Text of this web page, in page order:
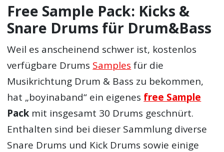
Free Sample Pack: Kicks &
Snare Drums für Drum&Bass
Weil es anscheinend schwer ist, kostenlos
verfügbare Drums Samples für die
Musikrichtung Drum & Bass zu bekommen,
hat „boyinaband“ ein eigenes free Sample
Pack mit insgesamt 30 Drums geschnürt.
Enthalten sind bei dieser Sammlung diverse
Snare Drums und Kick Drums sowie einige